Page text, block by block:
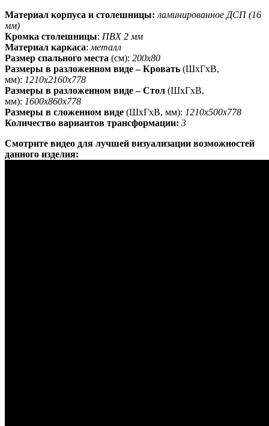
Материал корпуса и столешницы: ламинированное ДСП (16
мм)
Кромка столешницы: ПВХ 2 мм
Материал каркаса: металл
Размер спального места (см): 200х80
Размеры в разложенном виде–Кровать (ШхГхВ,
мм): 1210х2160х778
Размеры в разложенном виде – Стол (ШхГхВ,
мм): 1600х860х778
Размеры в сложенном виде (ШхГхВ, мм): 1210х500х778
Количество вариантов трансформации: 3
Смотрите видео для лучшей визуализации возможностей
данного изделия: